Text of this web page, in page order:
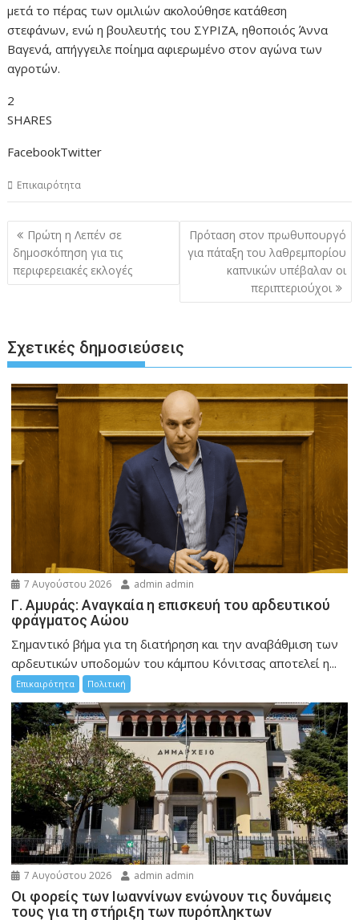
μετά το πέρας των ομιλιών ακολούθησε κατάθεση
στεφάνων, ενώ η βουλευτής του ΣΥΡΙΖΑ, ηθοποιός Άννα
Βαγενά, απήγγειλε ποίημα αφιερωμένο στον αγώνα των
αγροτών.
2
SHARES
FacebookTwitter
Επικαιρότητα
Πλοήγηση
άρθρων
Πρώτη η Λεπέν σε
δημοσκόπηση για τις
περιφερειακές εκλογές
Πρόταση στον πρωθυπουργό
για πάταξη του λαθρεμπορίου
καπνικών υπέβαλαν οι
περιπτεριούχοι
Σχετικές δημοσιεύσεις
7 Αυγούστου 2026 admin admin
Γ. Αμυράς: Αναγκαία η επισκευή του αρδευτικού
φράγματος Αώου
Σημαντικό βήμα για τη διατήρηση και την αναβάθμιση των
αρδευτικών υποδομών του κάμπου Κόνιτσας αποτελεί η...
Επικαιρότητα Πολιτική
7 Αυγούστου 2026 admin admin
Οι φορείς των Ιωαννίνων ενώνουν τις δυνάμεις
τους για τη στήριξη των πυρόπληκτων